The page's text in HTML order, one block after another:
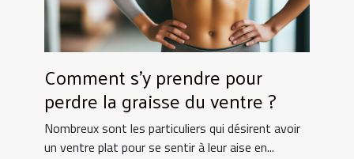
Comment s’y prendre pour
perdre la graisse du ventre ?
Nombreux sont les particuliers qui désirent avoir
un ventre plat pour se sentir à leur aise en...